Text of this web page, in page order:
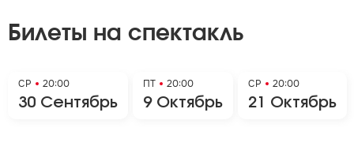
Билеты на спектакль
СР 20:00
30 Сентябрь
ПТ 20:00
9 Октябрь
СР 20:00
21 Октябрь